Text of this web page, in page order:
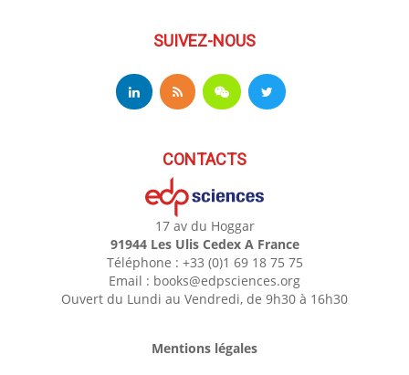
SUIVEZ-NOUS
CONTACTS
17 av du Hoggar
91944 Les Ulis Cedex A France
Téléphone : +33 (0)1 69 18 75 75
Email : books@edpsciences.org
Ouvert du Lundi au Vendredi, de 9h30 à 16h30
Mentions légales